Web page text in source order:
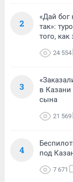
2
«Дай бог
так»:
того,
24 554
3
в Казани
сына
21 569
4
под
7 671